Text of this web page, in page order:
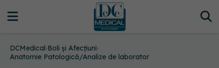
DCMedical›Boli și Afecțiuni›
Anatomie Patologică/Analize de laborator